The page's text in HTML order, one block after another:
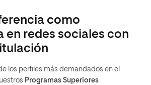
como
en redes sociales con
los perfiles más demandados en el
Programas Superiores